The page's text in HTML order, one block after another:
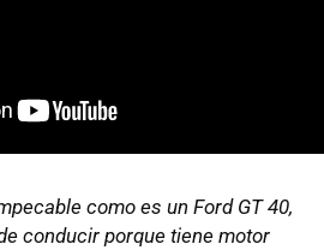
como es un Ford GT 40,
conducir porque tiene motor